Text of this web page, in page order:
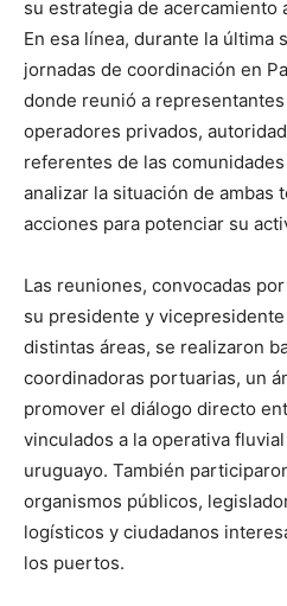
su estrategia de
En esa línea, durante la última
jornadas de coordinación en
donde reunió a
operadores privados,
referentes de las
analizar la situación de ambas
acciones para potenciar su
Las reuniones, convocadas
su presidente y
distintas áreas, se realizaron
coordinadoras portuarias, un
promover el diálogo directo
vinculados a la operativa
uruguayo. También
organismos públicos,
logísticos y ciudadanos
los puertos.